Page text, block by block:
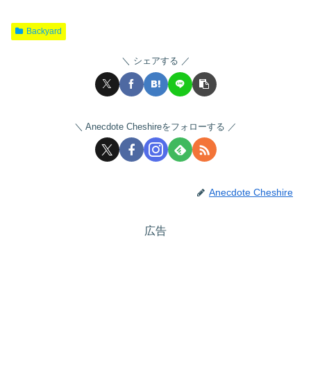
Backyard
シェアする
Anecdote Cheshireをフォローする
Anecdote Cheshire
広告